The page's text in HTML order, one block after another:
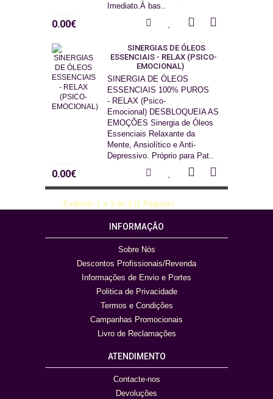
Imediato.À bas..
0.00€
SINERGIAS DE ÓLEOS
ESSENCIAIS - RELAX (PSICO-
EMOCIONAL)
SINERGIA DE ÓLEOS
ESSENCIAIS 100% PUROS
- RELAX (Psico-
Emocional) DESBLOQUEIA AS
EMOÇÕES Sinergia de Óleos
Essenciais Relaxante da
Mente, Ansiolítico e Anti-
Depressivo. Próprio para Pat..
0.00€
Exibindo 1 a 3 de 3 (1 Páginas)
INFORMAÇÃO
Sobre Nós
Descontos Profissionais/Revenda
Informações de Envio e Portes
Politica de Privacidade
Termos e Condições
Campanhas Promocionais
Livro de Reclamações
ATENDIMENTO
Contacte-nos
Devoluções